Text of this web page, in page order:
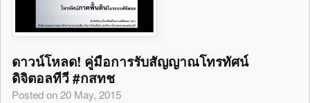
ดาวน์โหลด! คู่มือการรับสัญญาณโทรทัศน์
ดิจิตอลทีวี #กสทช
Posted on 20 May, 2015